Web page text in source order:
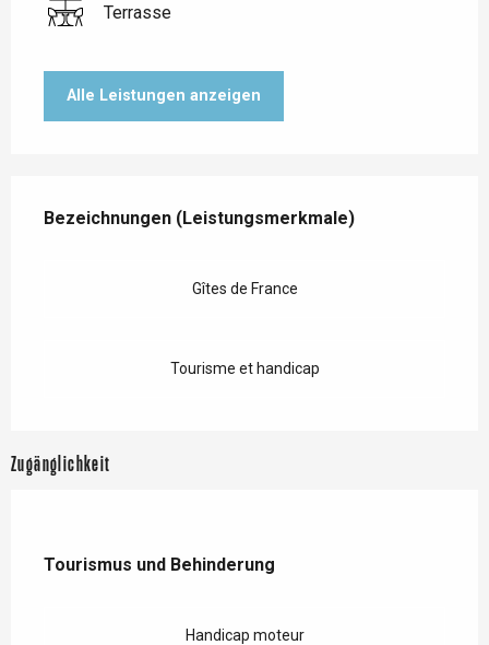
Terrasse
Alle Leistungen anzeigen
Bezeichnungen (Leistungsmerkmale)
Bezeichnungen (Leistungsmerkmale)
Gîtes de France
Tourisme et handicap
Zugänglichkeit
Tourismus und Behinderung
Tourismus und Behinderung
Handicap moteur